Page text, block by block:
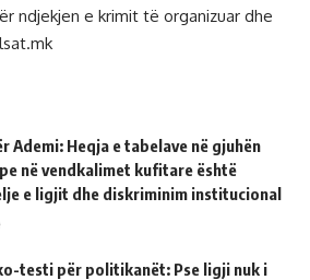
ndjekjen e krimit të organizuar dhe
Ademi: Heqja e tabelave në gjuhën
në vendkalimet kufitare është
e ligjit dhe diskriminim institucional
testi për politikanët: Pse ligji nuk i